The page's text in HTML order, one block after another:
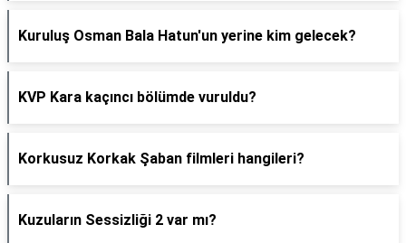
Kuruluş Osman Bala Hatun'un yerine kim gelecek?
KVP Kara kaçıncı bölümde vuruldu?
Korkusuz Korkak Şaban filmleri hangileri?
Kuzuların Sessizliği 2 var mı?